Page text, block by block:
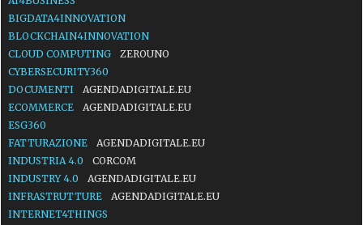
BIGDATA4INNOVATION
BLOCKCHAIN4INNOVATION
CLOUD COMPUTING
ZEROUNO
CYBERSECURITY360
DOCUMENTI
AGENDADIGITALE.EU
ECOMMERCE
AGENDADIGITALE.EU
ESG360
FATTURAZIONE
AGENDADIGITALE.EU
INDUSTRIA 4.0
CORCOM
INDUSTRY 4.0
AGENDADIGITALE.EU
INFRASTRUTTURE
AGENDADIGITALE.EU
INTERNET4THINGS